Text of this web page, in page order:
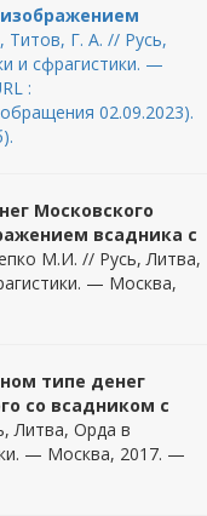
изображением
Титов, Г. А. // Русь,
и сфрагистики. —
:
02.09.2023).
Московского
всадника с
М.И. // Русь, Литва,
— Москва,
типе денег
со всадником с
Литва, Орда в
— Москва, 2017. —